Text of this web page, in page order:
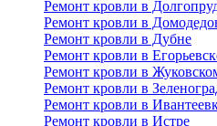
Ремонт кровли в
Ремонт кровли в
Ремонт кровли в Дубне
Ремонт кровли в
Ремонт кровли в
Ремонт кровли в
Ремонт кровли в
Ремонт кровли в Истре